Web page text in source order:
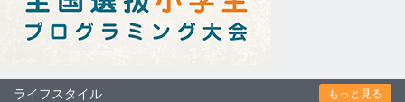
ライフスタイル もっと見る